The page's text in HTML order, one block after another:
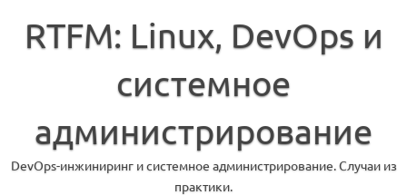
содержимому
RTFM: Linux, DevOps и
системное
администрирование
DevOps-инжиниринг и системное администрирование. Случаи из
практики.